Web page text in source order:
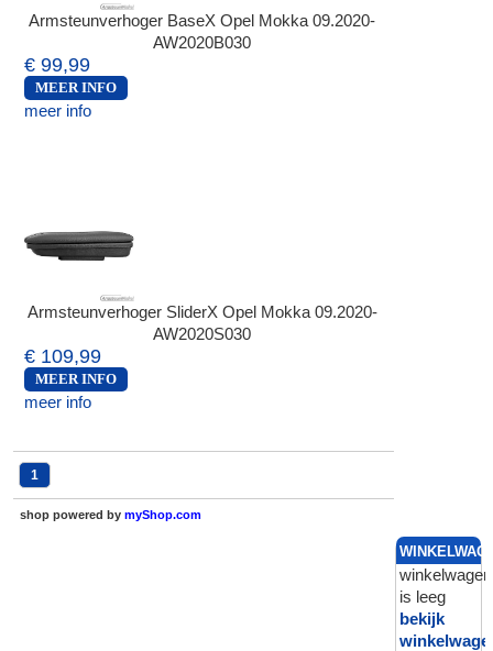
Armsteunverhoger BaseX Opel Mokka 09.2020-
AW2020B030
€ 99,99
MEER INFO
meer info
Armsteunverhoger SliderX Opel Mokka 09.2020-
AW2020S030
€ 109,99
MEER INFO
meer info
1
shop powered by myShop.com
winkelwagen
is leeg
bekijk